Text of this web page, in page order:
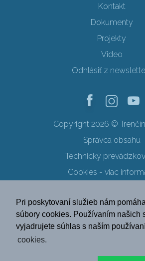
Pri poskytovaní služieb nám
súbory cookies. Používaním našich
vyjadrujete súhlas s naším
cookies.
Kontakt
Dokumenty
Projekty
Video
Odhlásiť z
Copyright 2026 ©
Správca obsahu
Technický
Cookies - viac
Ochrana osobných
SK EN DE